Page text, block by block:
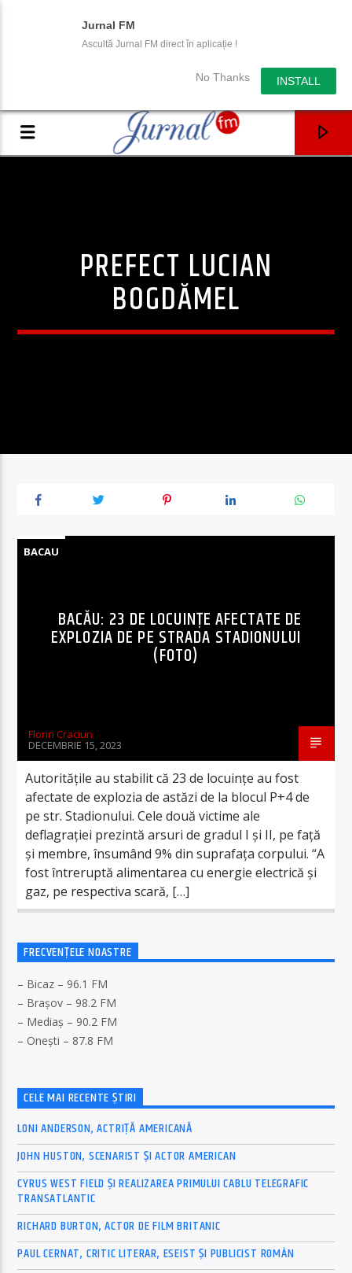
Jurnal FM
Ascultă Jurnal FM direct în aplicație !
No Thanks INSTALL
PREFECT LUCIAN
BOGDĂMEL
BACAU
BACĂU: 23 DE LOCUINȚE AFECTATE DE
EXPLOZIA DE PE STRADA STADIONULUI
(FOTO)
Florin Craciun
DECEMBRIE 15, 2023
Autoritățile au stabilit că 23 de locuințe au fost
afectate de explozia de astăzi de la blocul P+4 de
pe str. Stadionului. Cele două victime ale
deflagrației prezintă arsuri de gradul I şi II, pe față
şi membre, însumând 9% din suprafața corpului. “A
fost întreruptă alimentarea cu energie electrică şi
gaz, pe respectiva scară, […]
FRECVENȚELE NOASTRE
– Bicaz – 96.1 FM
– Brașov – 98.2 FM
– Mediaș – 90.2 FM
– Onești – 87.8 FM
CELE MAI RECENTE ȘTIRI
LONI ANDERSON, ACTRIȚĂ AMERICANĂ
JOHN HUSTON, SCENARIST ȘI ACTOR AMERICAN
CYRUS WEST FIELD ȘI REALIZAREA PRIMULUI CABLU TELEGRAFIC
TRANSATLANTIC
RICHARD BURTON, ACTOR DE FILM BRITANIC
PAUL CERNAT, CRITIC LITERAR, ESEIST ȘI PUBLICIST ROMÂN